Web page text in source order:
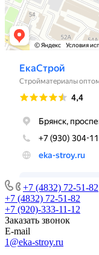
+7 (4832) 72-51-82
+7 (4832) 72-51-82
+7 (920)-333-11-12
Заказать звонок
E-mail
1@eka-stroy.ru